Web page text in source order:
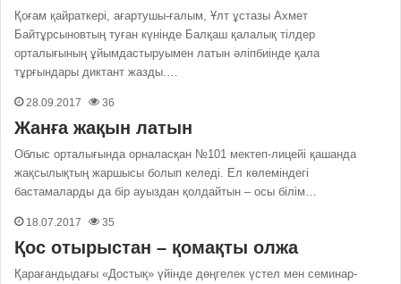
Қоғам қайраткері, ағартушы-ғалым, Ұлт ұстазы Ахмет
Байтұрсыновтың туған күнінде Балқаш қалалық тілдер
орталығының ұйымдастыруымен латын әліпбиінде қала
тұрғындары диктант жазды.…
28.09.2017 36
Жанға жақын латын
Облыс орталығында орналасқан №101 мектеп-лицейі қашанда
жақсылықтың жаршысы болып келеді. Ел көлеміндегі
бастамаларды да бір ауыздан қолдайтын – осы білім…
18.07.2017 35
Қос отырыстан – қомақты олжа
Қарағандыдағы «Достық» үйінде дөңгелек үстел мен семинар-